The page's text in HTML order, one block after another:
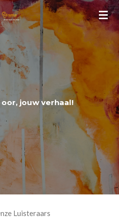
jouw verhaal!
Luisteraars